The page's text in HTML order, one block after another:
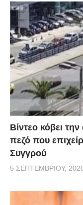
Βίντεο κόβει
πεζό που
Συγγρού
5 ΣΕΠΤΕΜΒΡΊΟΥ,